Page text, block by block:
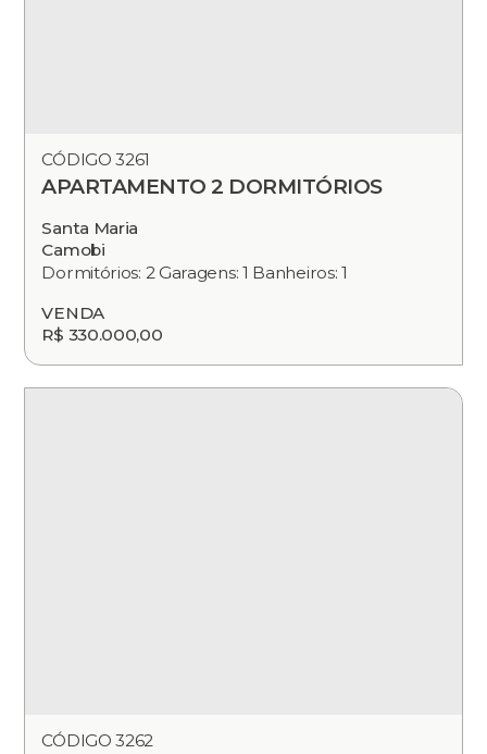
CÓDIGO 3261
APARTAMENTO 2 DORMITÓRIOS
Santa Maria
Camobi
Dormitórios: 2 Garagens: 1 Banheiros: 1
VENDA
R$ 330.000,00
CÓDIGO 3262